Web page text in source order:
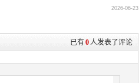
2026-06-23
已有0人发表了评论